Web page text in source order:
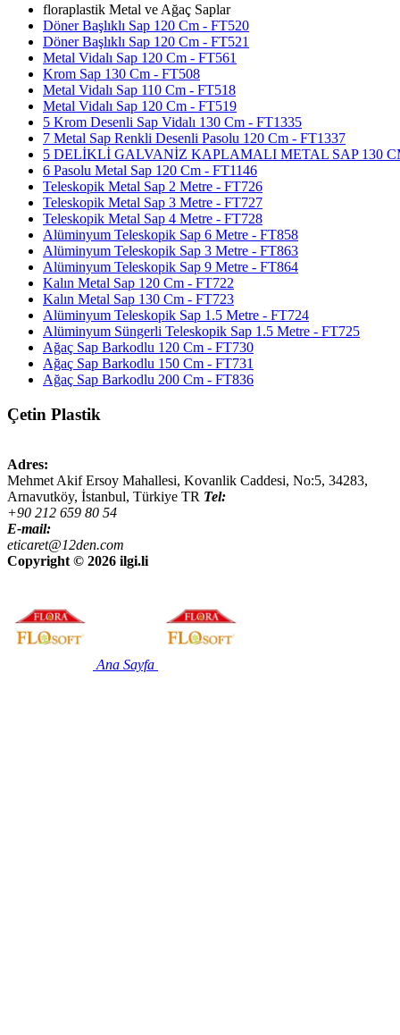
floraplastik Metal ve Ağaç Saplar
Döner Başlıklı Sap 120 Cm - FT520
Döner Başlıklı Sap 120 Cm - FT521
Metal Vidalı Sap 120 Cm - FT561
Krom Sap 130 Cm - FT508
Metal Vidalı Sap 110 Cm - FT518
Metal Vidalı Sap 120 Cm - FT519
5 Krom Desenli Sap Vidalı 130 Cm - FT1335
7 Metal Sap Renkli Desenli Pasolu 120 Cm - FT1337
5 DELİKLİ GALVANİZ KAPLAMALI METAL SAP 130
6 Pasolu Metal Sap 120 Cm - FT1146
Teleskopik Metal Sap 2 Metre - FT726
Teleskopik Metal Sap 3 Metre - FT727
Teleskopik Metal Sap 4 Metre - FT728
Alüminyum Teleskopik Sap 6 Metre - FT858
Alüminyum Teleskopik Sap 3 Metre - FT863
Alüminyum Teleskopik Sap 9 Metre - FT864
Kalın Metal Sap 120 Cm - FT722
Kalın Metal Sap 130 Cm - FT723
Alüminyum Teleskopik Sap 1.5 Metre - FT724
Alüminyum Süngerli Teleskopik Sap 1.5 Metre - FT725
Ağaç Sap Barkodlu 120 Cm - FT730
Ağaç Sap Barkodlu 150 Cm - FT731
Ağaç Sap Barkodlu 200 Cm - FT836
Çetin Plastik
Adres:
Mehmet Akif Ersoy Mahallesi, Kovanlik Caddesi, No:5, 34283,
Arnavutköy, İstanbul, Türkiye TR Tel:
+90 212 659 80 54
E-mail:
eticaret@12den.com
Copyright © 2026 ilgi.li
Ana Sayfa